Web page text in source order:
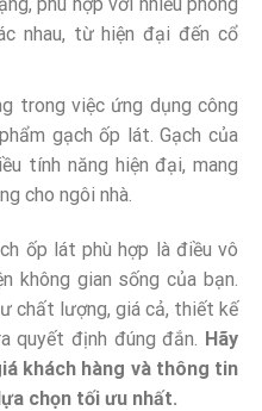
phù hợp với nhiều phong
nhau, từ hiện đại đến cổ
trong việc ứng dụng công
gạch ốp lát. Gạch của
tính năng hiện đại, mang
cho ngôi nhà.
ốp lát phù hợp là điều vô
không gian sống của bạn.
chất lượng, giá cả, thiết kế
quyết định đúng đắn. Hãy
khách hàng và thông tin
chọn tối ưu nhất.